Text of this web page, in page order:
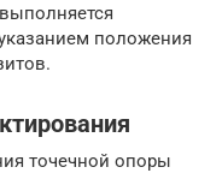
положения
точечной опоры